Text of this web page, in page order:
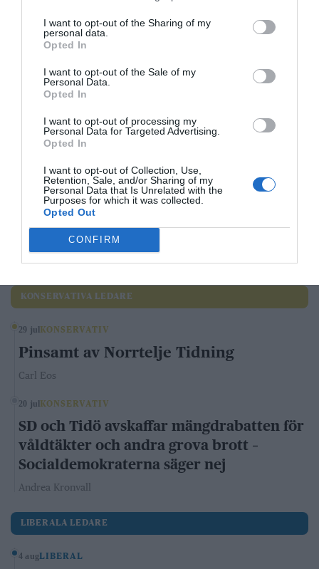
I want to opt-out of the Sharing of my
personal data.
Opted In
I want to opt-out of the Sale of my
Personal Data.
Opted In
I want to opt-out of processing my
Personal Data for Targeted Advertising.
Opted In
I want to opt-out of Collection, Use,
Retention, Sale, and/or Sharing of my
Personal Data that Is Unrelated with the
Purposes for which it was collected.
Opted Out
CONFIRM
kulturföreningar fördubblas från och med 2025
2
SOCIALISTISK
Förskolan är ingen barnparkering!
Catarina Wahlgren
SOCIALISTISK
Privatisera inte sjukhuset
Sverker Nyman
KONSERVATIVA LEDARE
29 jul KONSERVATIV
Pinsamt av Norrtelje Tidning
Carl Eos
20 jul KONSERVATIV
SD och Tidö avskaffar mängdrabatten för
våldtäkter och andra grova brott –
Socialdemokraterna säger nej
Andrea Kronvall
LIBERALA LEDARE
4 augLIBERAL